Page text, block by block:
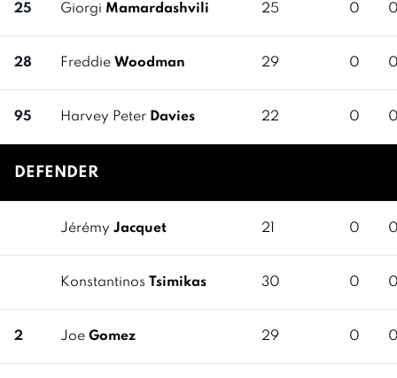
25 Giorgi Mamardashvili 25 0
28 Freddie Woodman 29 0
95 Harvey Peter Davies 22 0
DEFENDER
Jérémy Jacquet 21 0
Konstantinos Tsimikas 30 0
2 Joe Gomez 29 0